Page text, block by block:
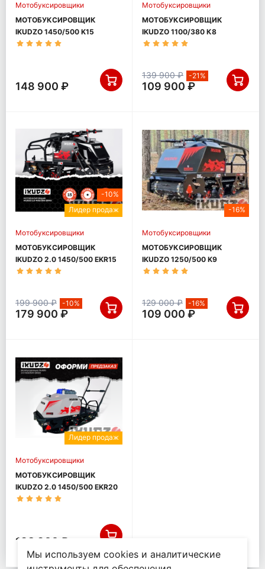
Мотобуксировщики
МОТОБУКСИРОВЩИК
IKUDZO 1450/500 K15
(DINKIN)
148 900 ₽
Мотобуксировщики
МОТОБУКСИРОВЩИК
IKUDZO 1100/380 К8
139 900 ₽ -21%
109 900 ₽
-10%
Лидер продаж
Мотобуксировщики
МОТОБУКСИРОВЩИК
IKUDZO 2.0 1450/500 EKR15
199 900 ₽ -10%
179 900 ₽
-16%
Мотобуксировщики
МОТОБУКСИРОВЩИК
IKUDZO 1250/500 K9
129 000 ₽ -16%
109 000 ₽
Лидер продаж
Мотобуксировщики
МОТОБУКСИРОВЩИК
IKUDZO 2.0 1450/500 EKR20
198 900 ₽
Мы используем cookies и аналитические